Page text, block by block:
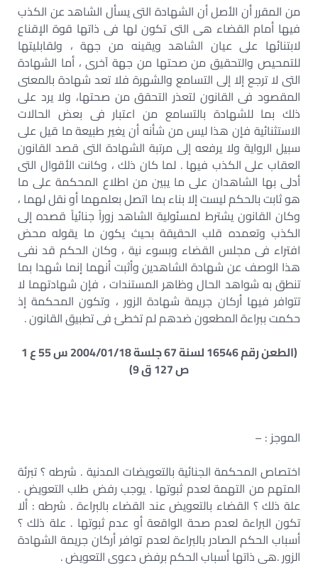
من المقرر أن الأصل أن الشهادة التى يسأل الشاهد عن الكذب
فيها أمام القضاء هى التى تكون لها فى ذاتها قوة الإقناع
لابتنائها على عيان الشاهد ويقينه من جهة ، ولقابليتها
للتمحيص والتحقيق من صحتها من جهة آخرى ، أما الشهادة
التى لا ترجع إلا إلى التسامع والشهرة فلا تعد شهادة بالمعنى
المقصود فى القانون لتعذر التحقق من صحتها، ولا يرد على
ذلك بما للشهادة بالتسامع من اعتبار فى بعض الحالات
الاستثنائية فإن هذا ليس من شأنه أن يغير طبيعة ما قيل على
سبيل الرواية ولا يرفعه إلى مرتبة الشهادة التى قصد القانون
العقاب على الكذب فيها . لما كان ذلك ، وكانت الأقوال التى
أدلى بها الشاهدان على ما يبين من اطلاع المحكمة على ما
هو ثابت بالحكم ليست إلا بناء بما اتصل بعلمهما أو نقل لهما ،
وكان القانون يشترط لمسئولية الشاهد زوراً جنائياً قصده إلى
الكذب وتعمده قلب الحقيقة بحيث يكون ما يقوله محض
افتراء فى مجلس القضاء وبسوء نية ، وكان الحكم قد نفى
هذا الوصف عن شهادة الشاهدين وأثبت أنهما إنما شهدا بما
تنطق به شواهد الحال وظاهر المستندات ، فإن شهادتهما لا
تتوافر فيها أركان جريمة شهادة الزور ، وتكون المحكمة إذ
حكمت ببراءة المطعون ضدهم لم تخطئ فى تطبيق القانون .
(الطعن رقم 16546 لسنة 67 جلسة 2004/01/18 س 55 ع 1
ص 127 ق 9)
الموجز : –
اختصاص المحكمة الجنائية بالتعويضات المدنية . شرطه ؟ تبرئة
المتهم من التهمة لعدم ثبوتها . يوجب رفض طلب التعويض .
علة ذلك ؟ القضاء بالتعويض عند القضاء بالبراءة . شرطه : ألا
تكون البراءة لعدم صحة الواقعة أو عدم ثبوتها . علة ذلك ؟
أسباب الحكم الصادر بالبراءة لعدم توافر أركان جريمة الشهادة
الزور .هى ذاتها أسباب الحكم برفض دعوى التعويض .